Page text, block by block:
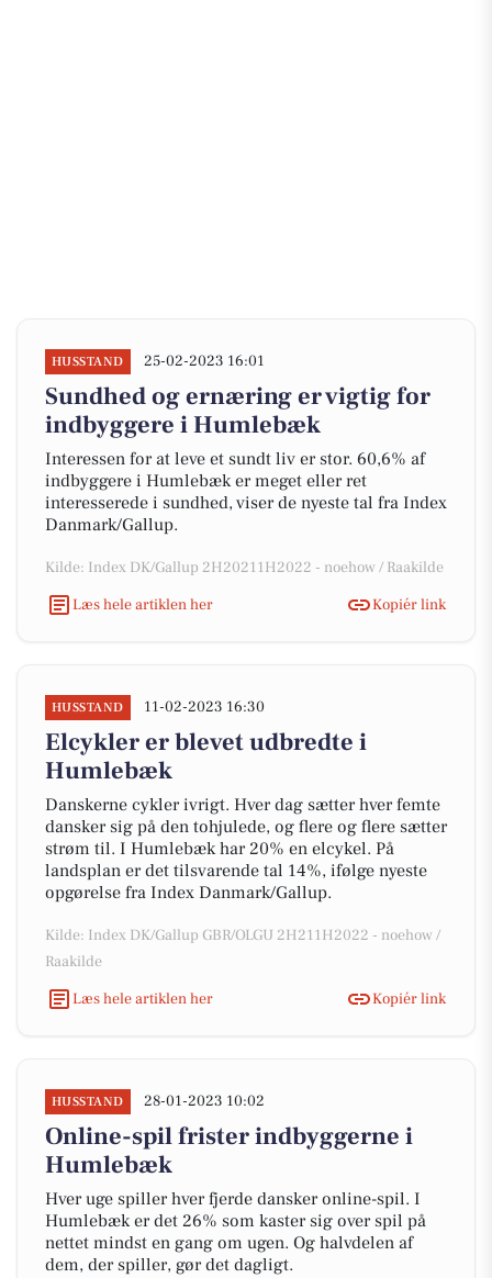
HUSSTAND 25-02-2023 16:01
Sundhed og ernæring er vigtig for
indbyggere i Humlebæk
Interessen for at leve et sundt liv er stor. 60,6% af
indbyggere i Humlebæk er meget eller ret
interesserede i sundhed, viser de nyeste tal fra Index
Danmark/Gallup.
Kilde: Index DK/Gallup 2H20211H2022 - noehow / Raakilde
Læs hele artiklen her
Kopiér link
HUSSTAND 11-02-2023 16:30
Elcykler er blevet udbredte i
Humlebæk
Danskerne cykler ivrigt. Hver dag sætter hver femte
dansker sig på den tohjulede, og flere og flere sætter
strøm til. I Humlebæk har 20% en elcykel. På
landsplan er det tilsvarende tal 14%, ifølge nyeste
opgørelse fra Index Danmark/Gallup.
Kilde: Index DK/Gallup GBR/OLGU 2H211H2022 - noehow /
Raakilde
Læs hele artiklen her
Kopiér link
HUSSTAND 28-01-2023 10:02
Online-spil frister indbyggerne i
Humlebæk
Hver uge spiller hver fjerde dansker online-spil. I
Humlebæk er det 26% som kaster sig over spil på
nettet mindst en gang om ugen. Og halvdelen af
dem, der spiller, gør det dagligt.